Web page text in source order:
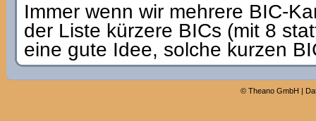
Immer wenn wir mehrere BIC-
der Liste kürzere BICs (mit 8
eine gute Idee, solche kurzen
© Theano GmbH |